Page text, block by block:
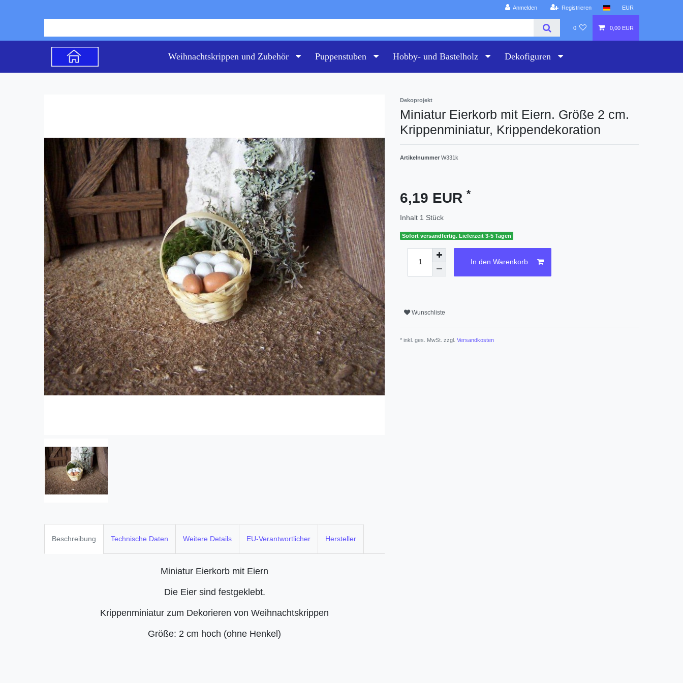
Anmelden Registrieren EUR
0 0,00 EUR
Weihnachtskrippen und Zubehör Puppenstuben Hobby- und Bastelholz Dekofiguren
Dekoprojekt
Miniatur Eierkorb mit Eiern. Größe 2 cm.
Krippenminiatur, Krippendekoration
Artikelnummer W331k
6,19 EUR *
Inhalt 1 Stück
Sofort versandfertig. Lieferzeit 3-5 Tagen
In den Warenkorb
Wunschliste
* inkl. ges. MwSt. zzgl. Versandkosten
Beschreibung Technische Daten Weitere Details EU-Verantwortlicher Hersteller
Miniatur Eierkorb mit Eiern
Die Eier sind festgeklebt.
Krippenminiatur zum Dekorieren von Weihnachtskrippen
Größe: 2 cm hoch (ohne Henkel)